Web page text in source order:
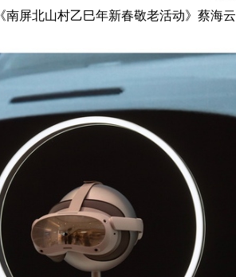
《南屏北山村乙巳年新春敬老活动》蔡海云